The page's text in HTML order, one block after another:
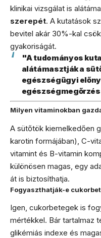
klinikai vizsgálat is
szerepét. A kutatások
bevitel akár 30%-kal
gyakoriságát.
"A tudományos
alátámasztják a
egészségügyi
Milyen vitaminokban
A sütőtök kiemelkedően
karotin formájában), C-
vitamint és B-vitamin
különösen magas, egy
át is biztosíthatja.
Fogyaszthatják-e
Igen, cukorbetegek is
mértékkel. Bár tartalmaz
glikémiás indexe és